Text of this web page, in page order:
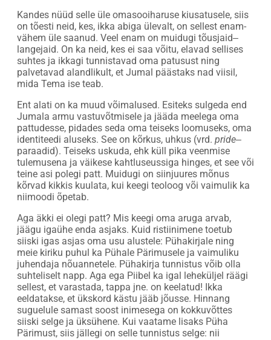
Kandes nüüd selle üle omasooiharuse kiusatusele, siis
on tõesti neid, kes, ikka abiga ülevalt, on sellest enam-
vähem üle saanud. Veel enam on muidugi tõusjaid‒
langejaid. On ka neid, kes ei saa võitu, elavad sellises
suhtes ja ikkagi tunnistavad oma patusust ning
palvetavad alandlikult, et Jumal päästaks nad viisil,
mida Tema ise teab.
Ent alati on ka muud võimalused. Esiteks sulgeda end
Jumala armu vastuvõtmisele ja jääda meelega oma
pattudesse, pidades seda oma teiseks loomuseks, oma
identiteedi aluseks. See on kõrkus, uhkus (vrd. pride‒
paraadid). Teiseks uskuda, ehk küll pika veenmise
tulemusena ja väikese kahtluseussiga hinges, et see või
teine asi polegi patt. Muidugi on siinjuures mõnus
kõrvad kikkis kuulata, kui keegi teoloog või vaimulik ka
niimoodi õpetab.
Aga äkki ei olegi patt? Mis keegi oma aruga arvab,
jäägu igaühe enda asjaks. Kuid ristiinimene toetub
siiski igas asjas oma usu alustele: Pühakirjale ning
meie kiriku puhul ka Pühale Pärimusele ja vaimuliku
juhendaja nõuannetele. Pühakirja tunnistus võib olla
suhteliselt napp. Aga ega Piibel ka igal leheküljel räägi
sellest, et varastada, tappa jne. on keelatud! Ikka
eeldatakse, et ükskord kästu jääb jõusse. Hinnang
suguelule samast soost inimesega on kokkuvõttes
siiski selge ja üksühene. Kui vaatame lisaks Püha
Pärimust, siis jällegi on selle tunnistus selge: nii